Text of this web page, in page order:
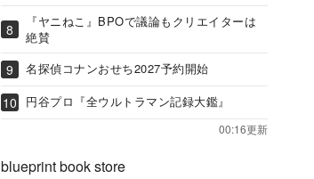
『ヤニねこ』BPOで議論もクリエイターは
絶賛
名探偵コナンおせち2027予約開始
円谷プロ『全ウルトラマン記録大鑑』
00:16更新
blueprint book store